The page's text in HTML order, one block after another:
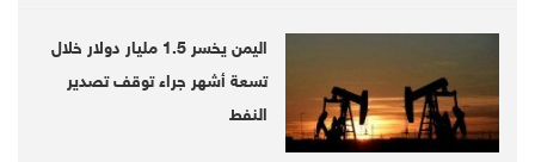
اليمن يخسر 1.5 مليار دولار خلال
تسعة أشهر جراء توقف تصدير
النفط